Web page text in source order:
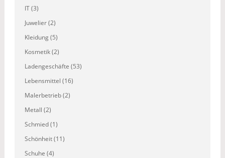
IT (3)
Juwelier (2)
Kleidung (5)
Kosmetik (2)
Ladengeschäfte (53)
Lebensmittel (16)
Malerbetrieb (2)
Metall (2)
Schmied (1)
Schönheit (11)
Schuhe (4)